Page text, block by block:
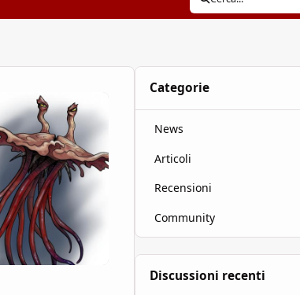
Categorie
News
Articoli
Recensioni
Community
Discussioni recenti